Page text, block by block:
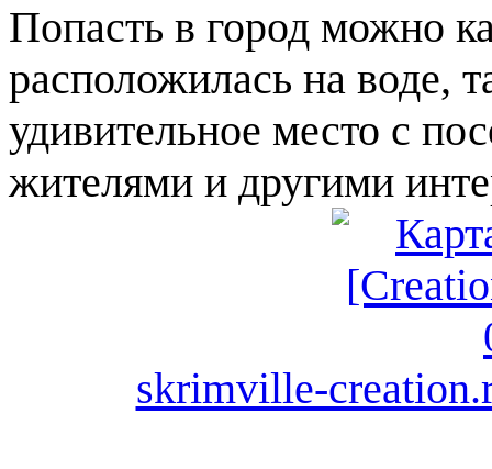
Попасть в город можно
расположилась на воде,
удивительное место с
жителями и другими
skrimville-